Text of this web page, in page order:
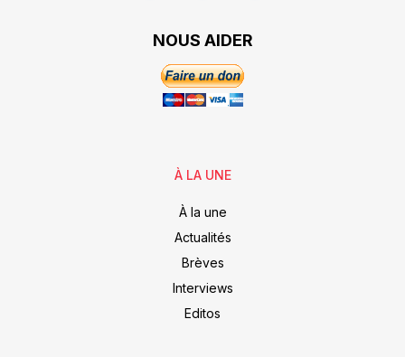
NOUS AIDER
À LA UNE
À la une
Actualités
Brèves
Interviews
Editos